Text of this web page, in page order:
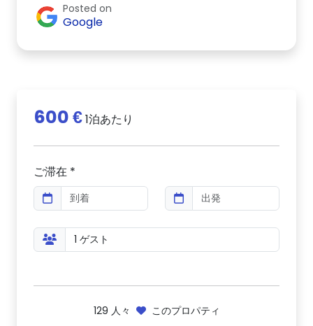
Posted on
Google
600 €1泊あたり
ご滞在 *
129 人々 このプロパティ